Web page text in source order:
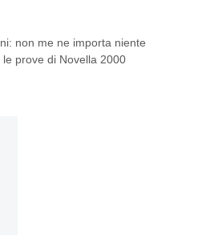
non me ne importa niente
prove di Novella 2000